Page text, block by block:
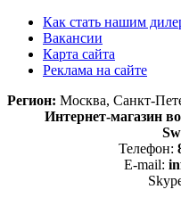
Как стать нашим
Вакансии
Карта сайта
Реклама на сайте
Регион: Москва, Санкт-
Интернет-магазин
Телефон:
E-mail: